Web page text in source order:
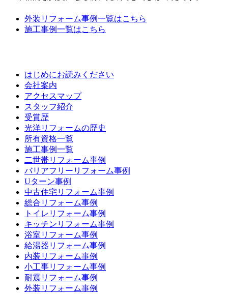
外装リフォーム事例一覧はこちら
施工事例一覧はこちら
はじめにお読みください
会社案内
アクセスマップ
スタッフ紹介
受賞歴
光洋リフォームの歴史
所有資格一覧
施工事例一覧
二世帯リフォーム事例
バリアフリーリフォーム事例
Uターン事例
中古住宅リフォーム事例
総合リフォーム事例
トイレリフォーム事例
キッチンリフォーム事例
浴室リフォーム事例
給湯器リフォーム事例
内装リフォーム事例
小工事リフォーム事例
耐震リフォーム事例
外装リフォーム事例